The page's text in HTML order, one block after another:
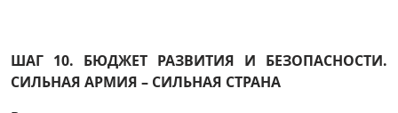
ШАГ 10. БЮДЖЕТ РАЗВИТИЯ И БЕЗОПАСНОСТИ.
СИЛЬНАЯ АРМИЯ – СИЛЬНАЯ СТРАНА